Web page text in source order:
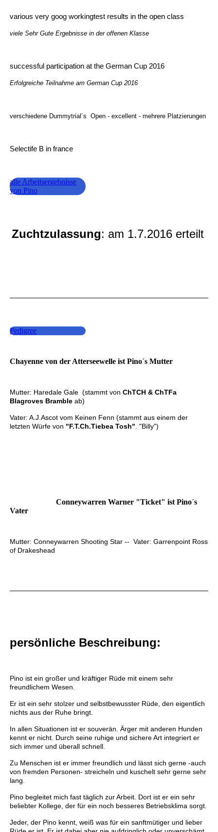
various very goog workingtest results in the open class
viele Sehr Gute Ergebnisse in der offenen Klasse
successful participation at the German Cup 2016
Erfolgreiche Teilnahme am German Cup 2016
verschiedene Dummytrial´s Open - excellent - mehrere Platzierungen
Selectife B in france
alle Arbeitsergebnisse
von Pino
Zuchtzulassung: am 1.7.2016 erteilt
Pedigree
Chayenne von der Atterseewelle ist Pino´s Mutter
Mutter: Haredale Gale (stammt von ChTCH & ChTFa
Blagroves Bramble ab)
Vater: A.J.Ascot vom Keinen Fenn (stammt aus einem der
letzten Würfe von "F.T.Ch.Tiebea Tosh" . "Billy")
Conneywarren Warner "Ticket" ist Pino´s
Vater
Mutter: Conneywarren Shooting Star -- Vater: Garrenpoint Ross
of Drakeshead
persönliche Beschreibung:
Pino ist ein großer und kräftiger Rüde mit einem sehr
freundlichem Wesen.
Er ist ein sehr stolzer und selbstbewusster Rüde, den eigentlich
nichts aus der Ruhe bringt.
In allen Situationen ist er souverän. Ärger mit anderen Hunden
kennt er nicht. Durch seine ruhige und sichere Art integriert er
sich immer und überall schnell.
Zu Menschen ist er immer freundlich und lässt sich gerne -auch
von fremden Personen- streicheln und kuschelt sehr gerne sehr
lang.
Pino begleitet mich fast täglich zur Arbeit. Dort ist er ein sehr
beliebter Kollege, der für ein noch besseres Betriebsklima sorgt.
Jeder, der Pino kennt, weiß was für ein sanftmütiger und lieber